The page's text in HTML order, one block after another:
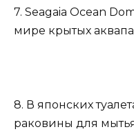
7. Seagaia Ocean
мире крытых
8. В японских
раковины для